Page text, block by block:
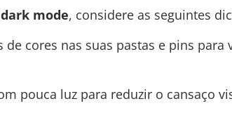
mode, considere as seguintes
cores nas suas pastas e pins para
pouca luz para reduzir o cansaço